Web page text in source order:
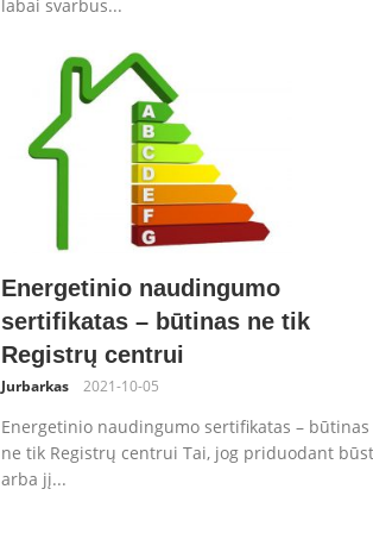
labai svarbus...
Energetinio naudingumo
sertifikatas – būtinas ne tik
Registrų centrui
Jurbarkas 2021-10-05
Energetinio naudingumo sertifikatas – būtinas
ne tik Registrų centrui Tai, jog priduodant
arba jį...